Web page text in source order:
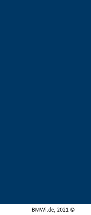
BMWi.de, 2021 ©